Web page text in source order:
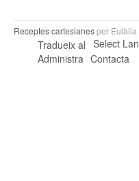
Receptes cartesianesper Eulàlia
Tradueix al Select
Administra Contacta